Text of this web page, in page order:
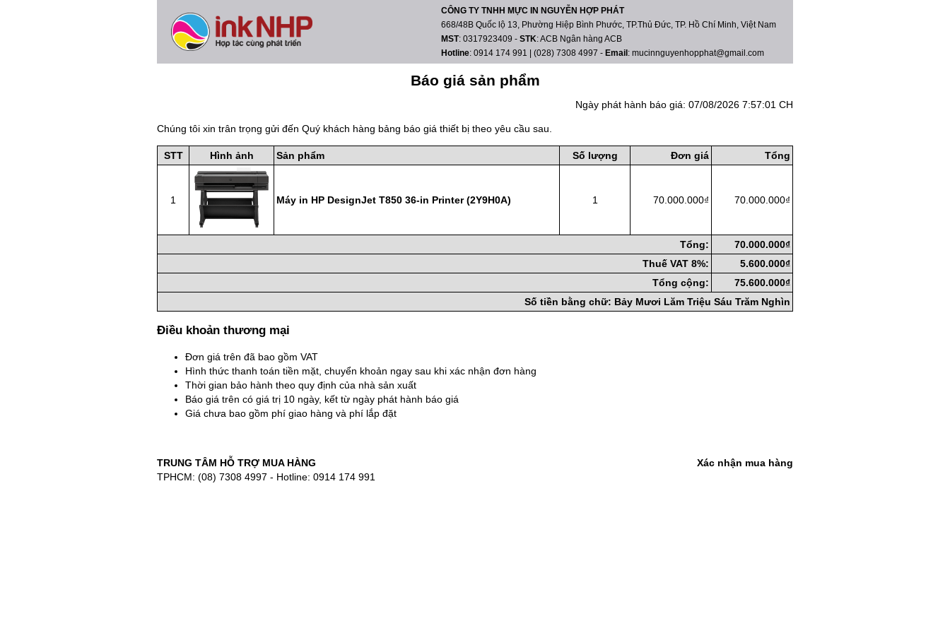
CÔNG TY TNHH MỰC IN NGUYỄN HỢP PHÁT
668/48B Quốc lộ 13, Phường Hiệp Bình Phước, TP.Thủ Đức, TP. Hồ Chí Minh, Việt Nam
MST: 0317923409 - STK: ACB Ngân hàng ACB
Hotline: 0914 174 991 | (028) 7308 4997 - Email : mucinnguyenhopphat@gmail.com
Báo giá sản phẩm
Ngày phát hành báo giá: 07/08/2026 7:57:01 CH
Chúng tôi xin trân trọng gửi đến Quý khách hàng bảng báo giá thiết bị theo yêu cầu sau.
STT Hình ảnh Sản phẩm Số lượng Đơn giá Tổng
1 Máy in HP DesignJet T850 36-in Printer (2Y9H0A) 1 70.000.000₫ 70.000.000₫
Tổng:
70.000.000₫
Thuế VAT 8%:
5.600.000₫
Tổng cộng:
75.600.000₫
Số tiền bằng chữ: Bảy Mươi Lăm Triệu Sáu Trăm Nghìn
Điều khoản thương mại
Đơn giá trên đã bao gồm VAT
Hình thức thanh toán tiền mặt, chuyển khoản ngay sau khi xác nhận đơn hàng
Thời gian bảo hành theo quy định của nhà sản xuất
Báo giá trên có giá trị 10 ngày, kết từ ngày phát hành báo giá
Giá chưa bao gồm phí giao hàng và phí lắp đặt
TRUNG TÂM HỖ TRỢ MUA HÀNG
TPHCM: (08) 7308 4997 - Hotline: 0914 174 991
Xác nhận mua hàng